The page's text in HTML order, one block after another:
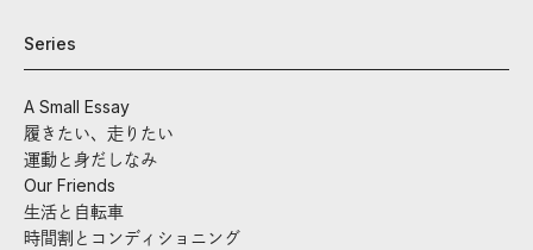
Series
A Small Essay
履きたい、走りたい
運動と身だしなみ
Our Friends
生活と自転車
時間割とコンディショニング